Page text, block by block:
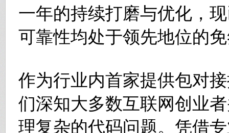
一年的持续打磨与优化，
可靠性均处于领先地位的
作为行业内首家提供包对
们深知大多数互联网创业
理复杂的代码问题。凭借